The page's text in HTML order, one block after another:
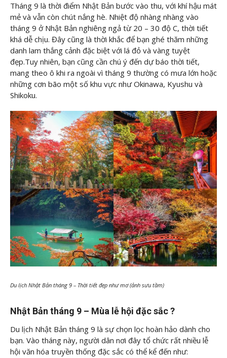
Tháng 9 là thời điểm Nhật Bản bước vào thu, với khí hậu mát
mẻ và vẫn còn chút nắng hè. Nhiệt độ nhàng nhàng vào
tháng 9 ở Nhật Bản nghiêng ngả từ 20 – 30 độ C, thời tiết
khá dễ chịu. Đây cũng là thời khắc để bạn ghé thăm những
danh lam thắng cảnh đặc biệt với lá đỏ và vàng tuyệt
đẹp.Tuy nhiên, bạn cũng cần chú ý đến dự báo thời tiết,
mang theo ô khi ra ngoài vì tháng 9 thường có mưa lớn hoặc
những cơn bão một số khu vực như Okinawa, Kyushu và
Shikoku.
Du lịch Nhật Bản tháng 9 – Thời tiết đẹp như mơ (ảnh sưu tầm)
Nhật Bản tháng 9 – Mùa lễ hội đặc sắc ?
Du lịch Nhật Bản tháng 9 là sự chọn lọc hoàn hảo dành cho
bạn. Vào tháng này, người dân nơi đây tổ chức rất nhiều lễ
hội văn hóa truyền thống đặc sắc có thể kể đến như: